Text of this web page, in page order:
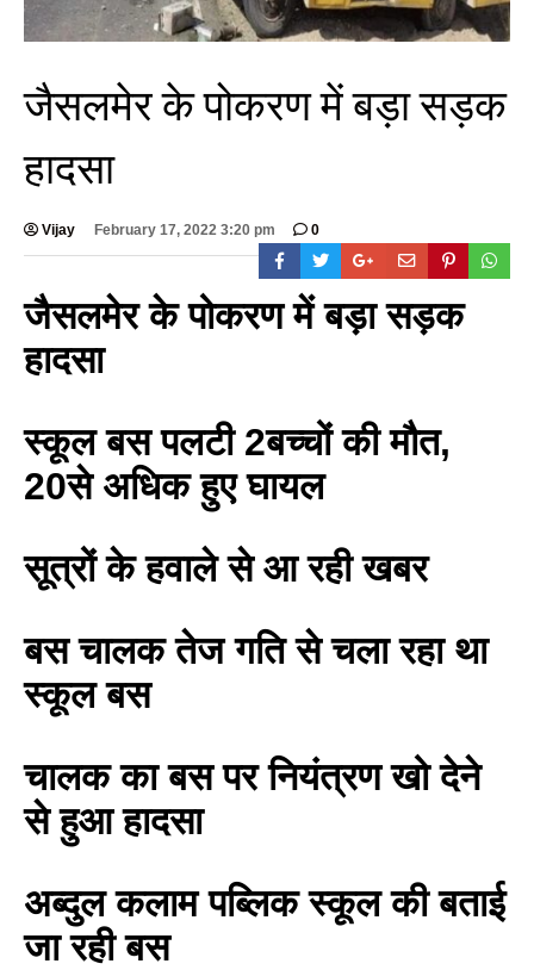
जैसलमेर के पोकरण में बड़ा सड़क
हादसा
Vijay February 17, 2022 3:20 pm 0
जैसलमेर के पोकरण में बड़ा सड़क
हादसा
स्कूल बस पलटी 2बच्चों की मौत,
20से अधिक हुए घायल
सूत्रों के हवाले से आ रही खबर
बस चालक तेज गति से चला रहा था
स्कूल बस
चालक का बस पर नियंत्रण खो देने
से हुआ हादसा
अब्दुल कलाम पब्लिक स्कूल की बताई
जा रही बस
BREAKING NEWS
जयपुर से दुनिया को भारत